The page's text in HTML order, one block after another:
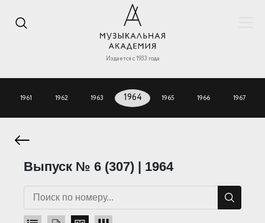
Издается с 1933 года
1961 1962 1963 1964 1965 1966 1967
Выпуск № 6 (307) | 1964